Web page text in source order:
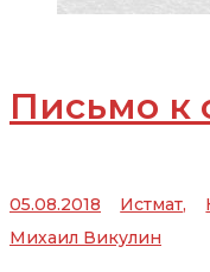
Письмо к
05.08.2018 Истмат,
Михаил Викулин